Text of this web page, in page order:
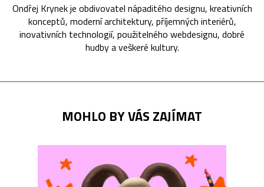
Ondřej Krynek je obdivovatel nápaditého designu, kreativních
konceptů, moderní architektury, příjemných interiérů,
inovativních technologií, použitelného webdesignu, dobré
hudby a veškeré kultury.
MOHLO BY VÁS ZAJÍMAT